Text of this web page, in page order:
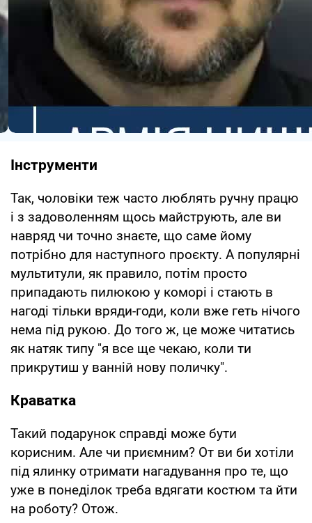
Інструменти
Так, чоловіки теж часто люблять ручну працю
і з задоволенням щось майструють, але ви
навряд чи точно знаєте, що саме йому
потрібно для наступного проєкту. А популярні
мультитули, як правило, потім просто
припадають пилюкою у коморі і стають в
нагоді тільки вряди-годи, коли вже геть нічого
нема під рукою. До того ж, це може читатись
як натяк типу "я все ще чекаю, коли ти
прикрутиш у ванній нову поличку".
Краватка
Такий подарунок справді може бути
корисним. Але чи приємним? От ви би хотіли
під ялинку отримати нагадування про те, що
уже в понеділок треба вдягати костюм та йти
на роботу? Отож.